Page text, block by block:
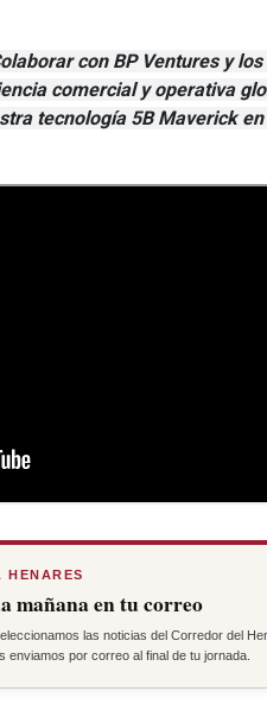
con BP Ventures y
comercial y operativa
tecnología 5B Maverick
HENARES
mañana en tu correo
las noticias del Corredor del
enviamos por correo al final de tu jornada.